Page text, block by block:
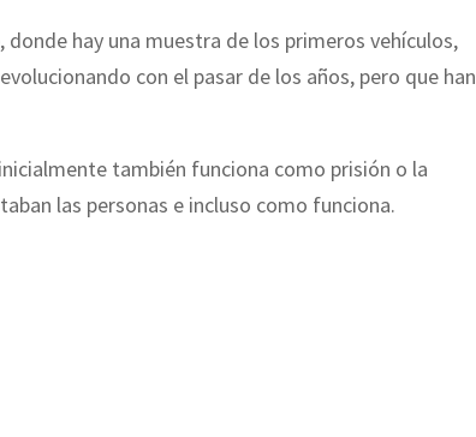
hay una muestra de los primeros vehículos,
con el pasar de los años, pero que han
también funciona como prisión o la
las personas e incluso como funciona.